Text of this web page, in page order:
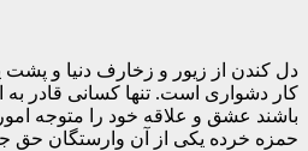
دل کندن از زیور و زخارف دنیا و پشت
کار دشواری است. تنها کسانی قادر به
باشند عشق و علاقه خود را متوجه
حمزه خرده یکی از آن وارستگان حق